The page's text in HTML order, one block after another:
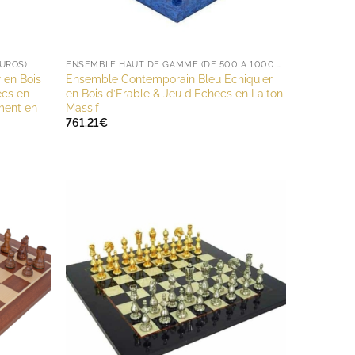
Bois
en
en
ENSEMBLE HAUT DE GAMME (DE 500 À 1000 EUROS)
Ensemble Contemporain Bleu Echiquier
en Bois d’Erable & Jeu d’Echecs en Laiton
Massif
761.21€